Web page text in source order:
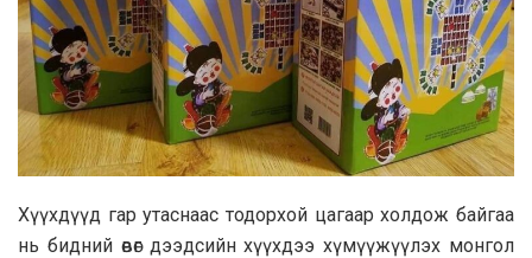
Хүүхдүүд гар утаснаас тодорхой цагаар холдож байгаа
нь бидний өвөг дээдсийн хүүхдээ хүмүүжүүлэх монгол